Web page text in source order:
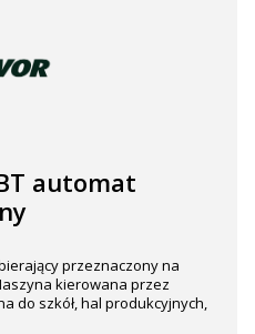
automat
przeznaczony na
kierowana przez
do szkół, hal produkcyjnych,